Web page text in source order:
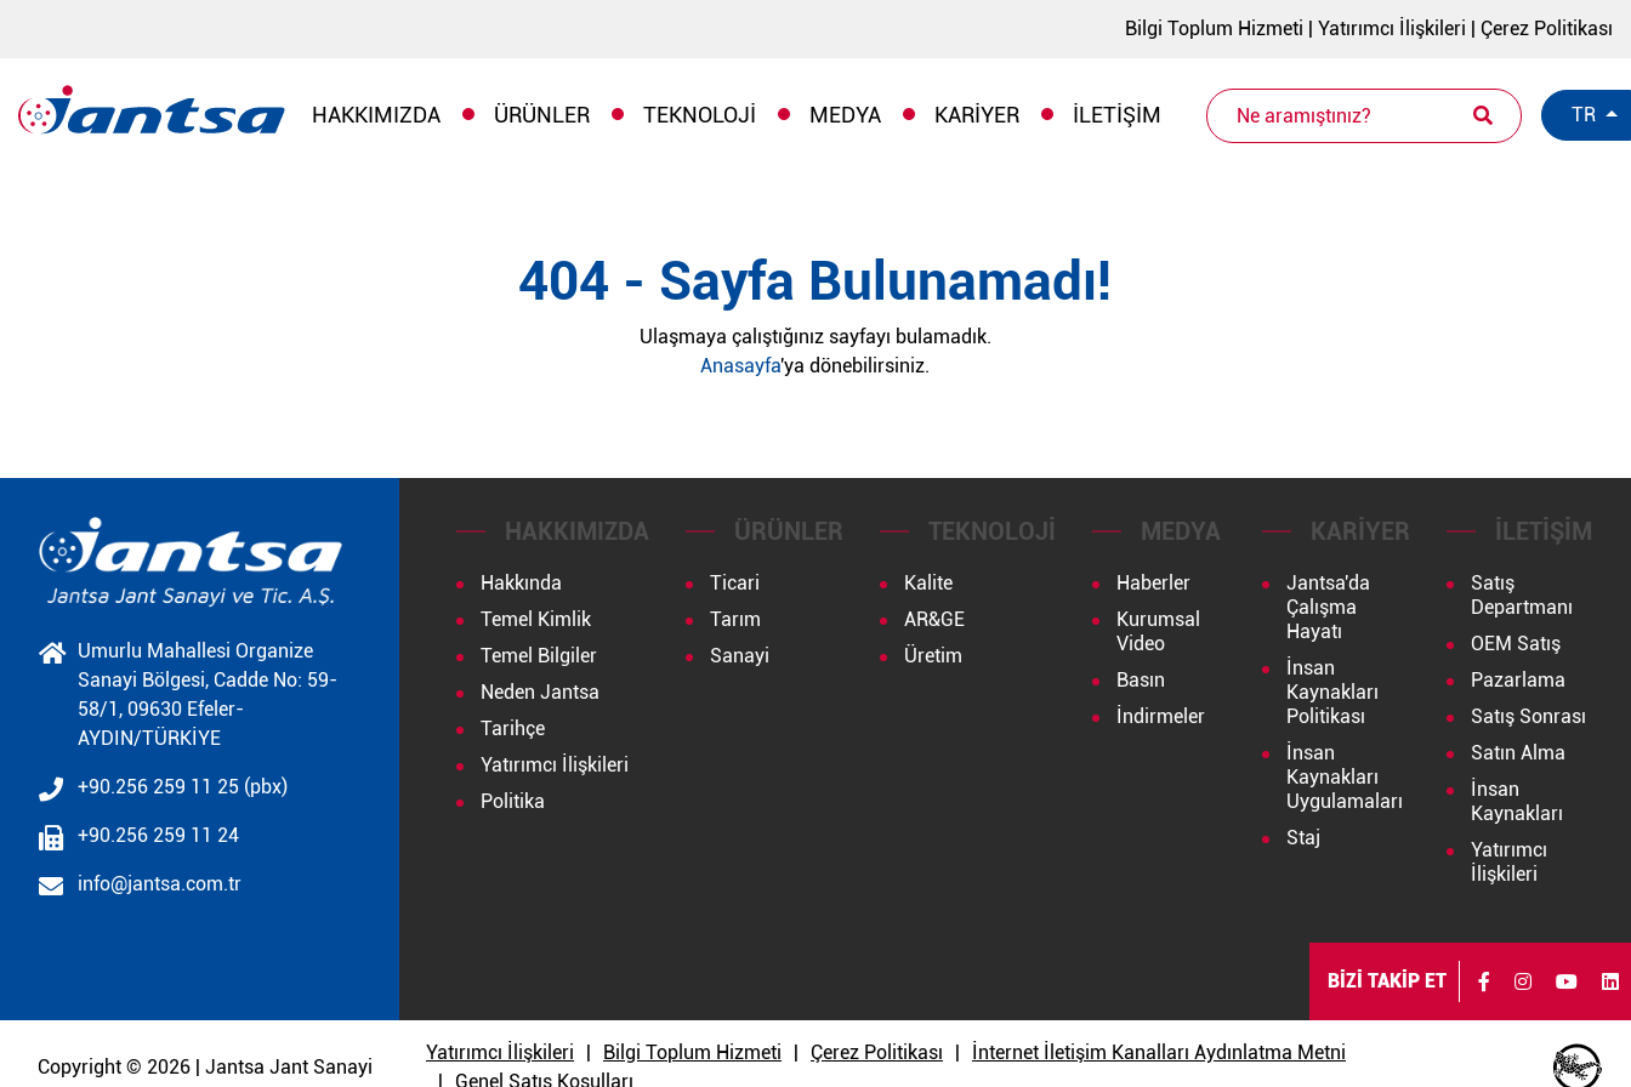
Bilgi Toplum Hizmeti | Yatırımcı İlişkileri | Çerez Politikası
HAKKIMIZDA ÜRÜNLER TEKNOLOJI MEDYA KARIYER İLETIŞIM TR
404 - Sayfa Bulunamadı!
Ulaşmaya çalıştığınız sayfayı bulamadık.
Anasayfa'ya dönebilirsiniz.
Umurlu Mahallesi Organize
Sanayi Bölgesi, Cadde No: 59-
58/1, 09630 Efeler-
AYDIN/TÜRKİYE
+90.256 259 11 25 (pbx)
+90.256 259 11 24
info@jantsa.com.tr
HAKKIMIZDA
Hakkında
Temel Kimlik
Temel Bilgiler
Neden Jantsa
Tarihçe
Yatırımcı İlişkileri
Politika
ÜRÜNLER
Ticari
Tarım
Sanayi
TEKNOLOJI
Kalite
AR&GE
Üretim
MEDYA
Haberler
Kurumsal
Video
Basın
İndirmeler
KARIYER
Jantsa'da
Çalışma
Hayatı
İnsan
Kaynakları
Politikası
İnsan
Kaynakları
Uygulamaları
Staj
İLETIŞIM
Satış
Departmanı
OEM Satış
Pazarlama
Satış Sonrası
Satın Alma
İnsan
Kaynakları
Yatırımcı
İlişkileri
BİZİ TAKİP ET
Copyright © 2026 | Jantsa Jant Sanayi
Yatırımcı İlişkileri Bilgi Toplum Hizmeti Çerez Politikası
İnternet İletişim Kanalları Aydınlatma Metni
Genel Satış Koşulları